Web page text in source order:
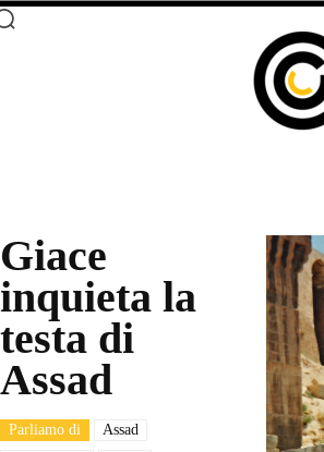
Giace
inquieta la
testa di
Assad
Parliamo di
Assad